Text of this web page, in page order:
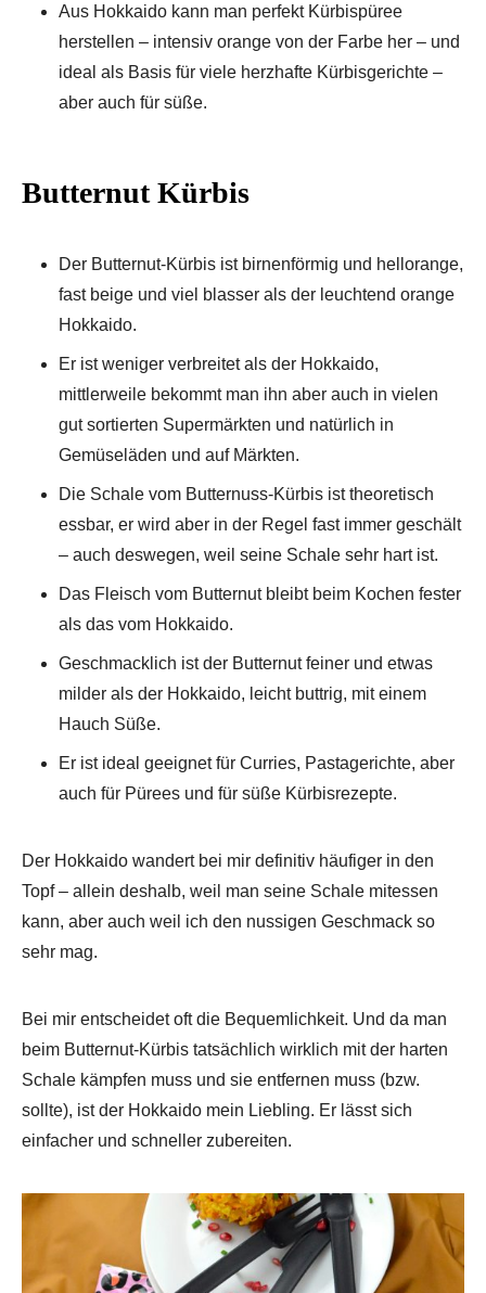
Aus Hokkaido kann man perfekt Kürbispüree
herstellen – intensiv orange von der Farbe her – und
ideal als Basis für viele herzhafte Kürbisgerichte –
aber auch für süße.
Butternut Kürbis
Der Butternut-Kürbis ist birnenförmig und hellorange,
fast beige und viel blasser als der leuchtend orange
Hokkaido.
Er ist weniger verbreitet als der Hokkaido,
mittlerweile bekommt man ihn aber auch in vielen
gut sortierten Supermärkten und natürlich in
Gemüseläden und auf Märkten.
Die Schale vom Butternuss-Kürbis ist theoretisch
essbar, er wird aber in der Regel fast immer geschält
– auch deswegen, weil seine Schale sehr hart ist.
Das Fleisch vom Butternut bleibt beim Kochen fester
als das vom Hokkaido.
Geschmacklich ist der Butternut feiner und etwas
milder als der Hokkaido, leicht buttrig, mit einem
Hauch Süße.
Er ist ideal geeignet für Curries, Pastagerichte, aber
auch für Pürees und für süße Kürbisrezepte.
Der Hokkaido wandert bei mir definitiv häufiger in den
Topf – allein deshalb, weil man seine Schale mitessen
kann, aber auch weil ich den nussigen Geschmack so
sehr mag.
Bei mir entscheidet oft die Bequemlichkeit. Und da man
beim Butternut-Kürbis tatsächlich wirklich mit der harten
Schale kämpfen muss und sie entfernen muss (bzw.
sollte), ist der Hokkaido mein Liebling. Er lässt sich
einfacher und schneller zubereiten.